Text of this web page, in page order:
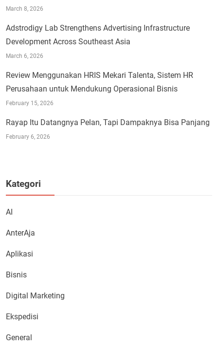
March 8, 2026
Adstrodigy Lab Strengthens Advertising Infrastructure
Development Across Southeast Asia
March 6, 2026
Review Menggunakan HRIS Mekari Talenta, Sistem HR
Perusahaan untuk Mendukung Operasional Bisnis
February 15, 2026
Rayap Itu Datangnya Pelan, Tapi Dampaknya Bisa Panjang
February 6, 2026
Kategori
AI
AnterAja
Aplikasi
Bisnis
Digital Marketing
Ekspedisi
General